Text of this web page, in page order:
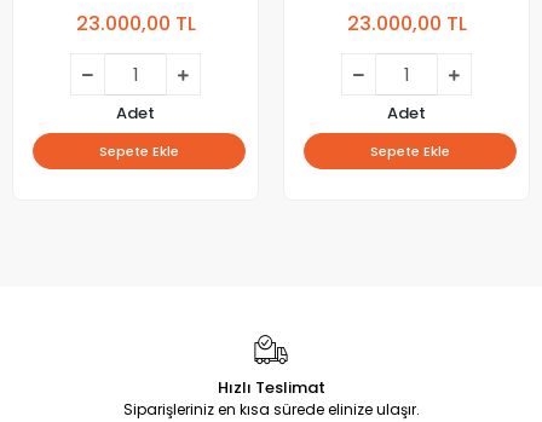
23.000,00 TL
Adet
Sepete Ekle
23.000,00 TL
Adet
Sepete Ekle
Hızlı Teslimat
Siparişleriniz en kısa sürede elinize ulaşır.